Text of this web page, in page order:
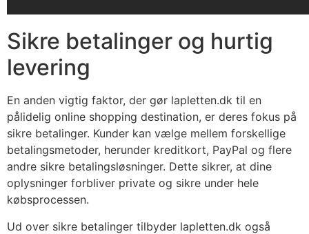
Sikre betalinger og hurtig
levering
En anden vigtig faktor, der gør lapletten.dk til en
pålidelig online shopping destination, er deres fokus på
sikre betalinger. Kunder kan vælge mellem forskellige
betalingsmetoder, herunder kreditkort, PayPal og flere
andre sikre betalingsløsninger. Dette sikrer, at dine
oplysninger forbliver private og sikre under hele
købsprocessen.
Ud over sikre betalinger tilbyder lapletten.dk også